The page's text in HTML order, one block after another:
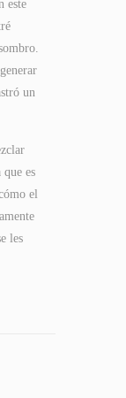
este
un
es
el
les